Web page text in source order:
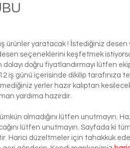
ürünler yaratacak ! İstediğiniz
seçeneklerini keşfetmek
doğru fiyatlandırmayı lütfen
iş günü içerisinde dikilip tarafınıza
yerler hazır kalıptan
yardıma hazırdır.
olmadığını lütfen unutmayın.
lütfen unutmayın. Sayfada ki
Harici düzeltmeler için tahakkuk